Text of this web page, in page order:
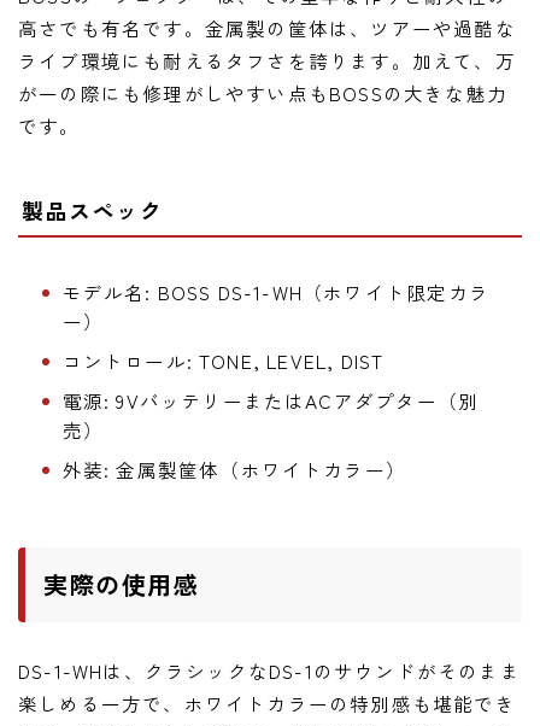
高さでも有名です。金属製の筐体は、ツアーや過酷な
ライブ環境にも耐えるタフさを誇ります。加えて、万
が一の際にも修理がしやすい点もBOSSの大きな魅力
です。
製品スペック
モデル名: BOSS DS-1-WH（ホワイト限定カラ
ー）
コントロール: TONE, LEVEL, DIST
電源: 9VバッテリーまたはACアダプター（別
売）
外装: 金属製筐体（ホワイトカラー）
実際の使用感
DS-1-WHは、クラシックなDS-1のサウンドがそのまま
楽しめる一方で、ホワイトカラーの特別感も堪能でき